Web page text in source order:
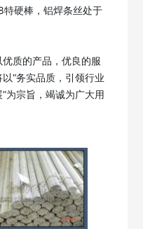
特硬棒，铝焊条丝处于
质的产品，优良的服
“务实品质，引领行业
为宗旨，竭诚为广大用